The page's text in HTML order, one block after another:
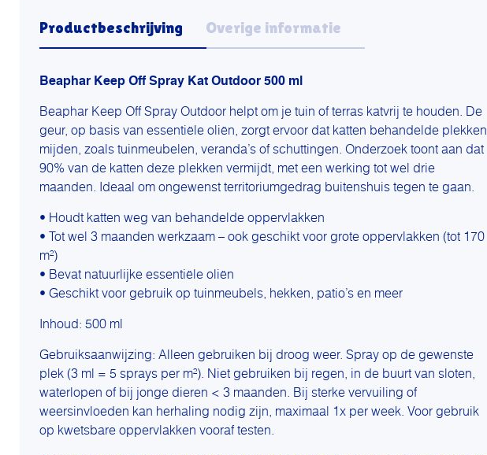
Productbeschrijving Overige informatie
Beaphar Keep Off Spray Kat Outdoor 500 ml
Beaphar Keep Off Spray Outdoor helpt om je tuin of terras katvrij te houden. De
geur, op basis van essentiële oliën, zorgt ervoor dat katten behandelde plekken
mijden, zoals tuinmeubelen, veranda’s of schuttingen. Onderzoek toont aan dat
90% van de katten deze plekken vermijdt, met een werking tot wel drie
maanden. Ideaal om ongewenst territoriumgedrag buitenshuis tegen te gaan.
• Houdt katten weg van behandelde oppervlakken
• Tot wel 3 maanden werkzaam – ook geschikt voor grote oppervlakken (tot 170
m²)
• Bevat natuurlijke essentiële oliën
• Geschikt voor gebruik op tuinmeubels, hekken, patio’s en meer
Inhoud: 500 ml
Gebruiksaanwijzing: Alleen gebruiken bij droog weer. Spray op de gewenste
plek (3 ml = 5 sprays per m²). Niet gebruiken bij regen, in de buurt van sloten,
waterlopen of bij jonge dieren < 3 maanden. Bij sterke vervuiling of
weersinvloeden kan herhaling nodig zijn, maximaal 1x per week. Voor gebruik
op kwetsbare oppervlakken vooraf testen.